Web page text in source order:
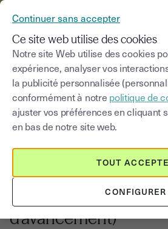
Blog
Choisir une catégorie
Tout savoir sur la
situation (ou facture
d’avancement)
Continuer sans accepter
Ce site web utilise des cookies
Notre site Web utilise des cookies
expérience, analyser vos
la publicité personnalisée
conformément à notre politique de
ajuster vos préférences en cliquant
en bas de notre site web.
CONFIGURER
TOUT